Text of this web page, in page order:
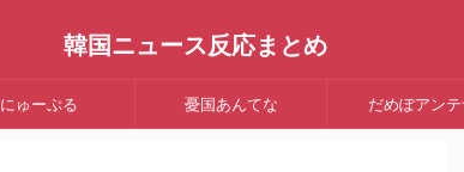
韓国ニュース反応まとめ
にゅーぷる 憂国あんてな だめぽアンテ